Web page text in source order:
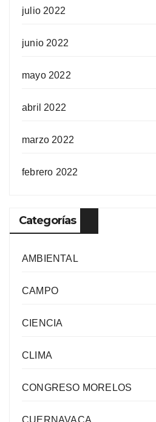
julio 2022
junio 2022
mayo 2022
abril 2022
marzo 2022
febrero 2022
Categorías
AMBIENTAL
CAMPO
CIENCIA
CLIMA
CONGRESO MORELOS
CUERNAVACA